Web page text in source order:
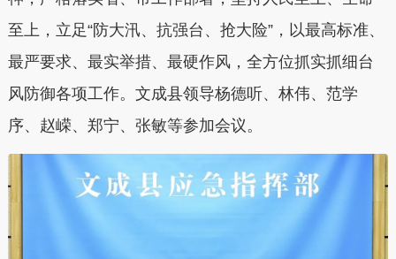
至上，立足“防大汛、抗强台、抢大险”，以最高标准、
最严要求、最实举措、最硬作风，全方位抓实抓细台
风防御各项工作。文成县领导杨德听、林伟、范学
序、赵嵘、郑宁、张敏等参加会议。